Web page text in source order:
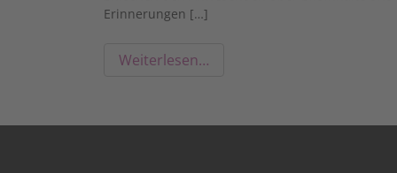
Erinnerungen […]
Weiterlesen…